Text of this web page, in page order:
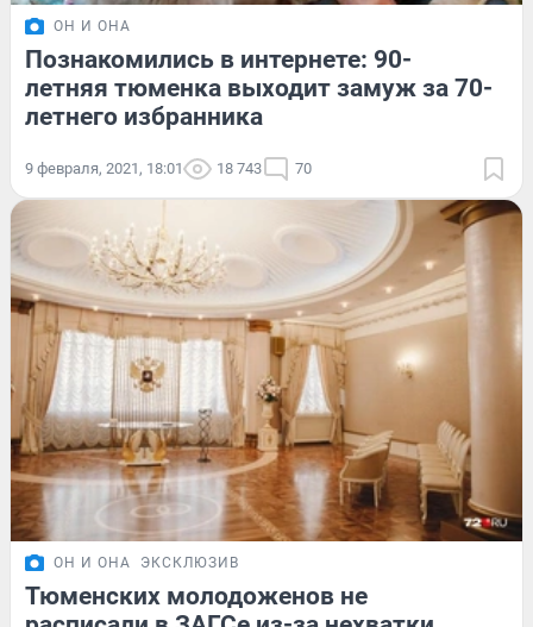
ОН И ОНА
Познакомились в интернете: 90-
летняя тюменка выходит замуж за 70-
летнего избранника
9 февраля, 2021, 18:01 18 743 70
ОН И ОНА ЭКСКЛЮЗИВ
Тюменских молодоженов не